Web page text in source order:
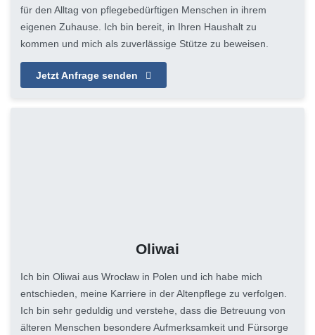
für den Alltag von pflegebedürftigen Menschen in ihrem
eigenen Zuhause. Ich bin bereit, in Ihren Haushalt zu
kommen und mich als zuverlässige Stütze zu beweisen.
Jetzt Anfrage senden
Oliwai
Ich bin Oliwai aus Wrocław in Polen und ich habe mich
entschieden, meine Karriere in der Altenpflege zu verfolgen.
Ich bin sehr geduldig und verstehe, dass die Betreuung von
älteren Menschen besondere Aufmerksamkeit und Fürsorge